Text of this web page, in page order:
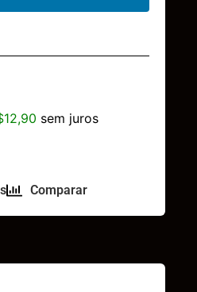
12,90 sem juros
Comparar